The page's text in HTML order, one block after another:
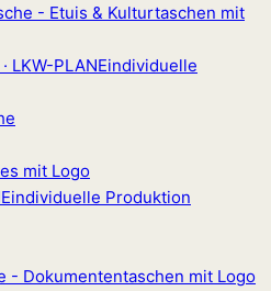
LKW-PLANEindividuelle
individuelle Produktion